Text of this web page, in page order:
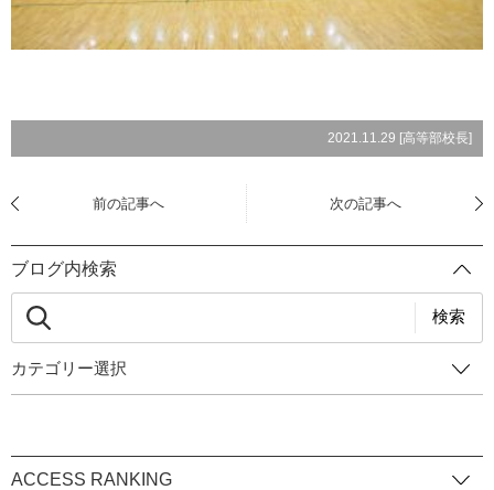
2021.11.29 [高等部校長]
前の記事へ 次の記事へ
ブログ内検索
検索
カテゴリー選択
ACCESS RANKING